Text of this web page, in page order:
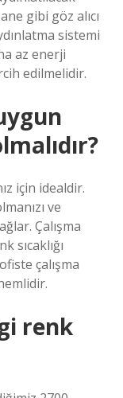
gibi göz alıcı
sistemi
az enerji
edilmelidir.
için idealdir.
ve
Çalışma
sıcaklığı
çalışma
renk